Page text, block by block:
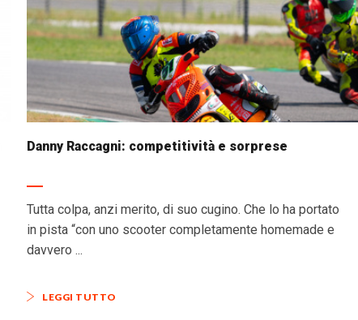
Danny Raccagni: competitività e sorprese
Tutta colpa, anzi merito, di suo cugino. Che lo ha portato
in pista “con uno scooter completamente homemade e
davvero ...
LEGGI TUTTO